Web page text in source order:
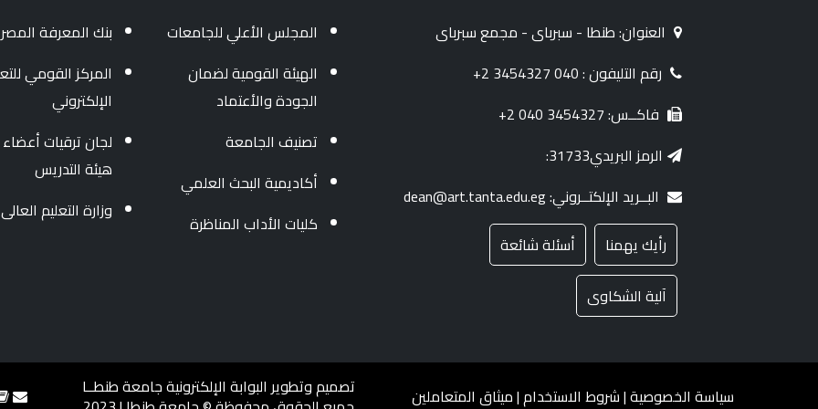
العنوان: طنطا - سبرباى - مجمع سبرباى
رقم التليفون : 040 3454327 2+
فاكــس: 3454327 040 2+
الرمز البريدي31733:
البــريد الإلكتــروني: dean@art.tanta.edu.eg
رأيك يهمنا
أسئلة شائعة
آلية الشكاوى
المجلس الأعلي للجامعات
الهيئة القومية لضمان
الجودة والأعتماد
تصنيف الجامعة
أكاديمية البحث العلمي
كليات الأداب المناظرة
بنك المعرفة
المركز القومي
الإلكتروني
لجان ترقيات أعضاء
هيئة التدريس
وزارة التعليم العالى
سياسة الخصوصية|شروط الاستخدام|ميثاق المتعاملين تصميم وتطوير البوابة الإلكترونية جامعة طنطــا